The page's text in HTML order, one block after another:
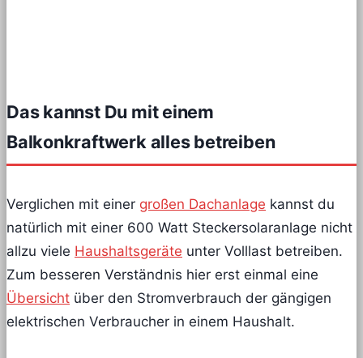
Das kannst Du mit einem
Balkonkraftwerk alles betreiben
Verglichen mit einer großen Dachanlage kannst du
natürlich mit einer 600 Watt Steckersolaranlage nicht
allzu viele Haushaltsgeräte unter Volllast betreiben.
Zum besseren Verständnis hier erst einmal eine
Übersicht über den Stromverbrauch der gängigen
elektrischen Verbraucher in einem Haushalt.